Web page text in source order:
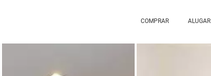
COMPRAR ALUGAR